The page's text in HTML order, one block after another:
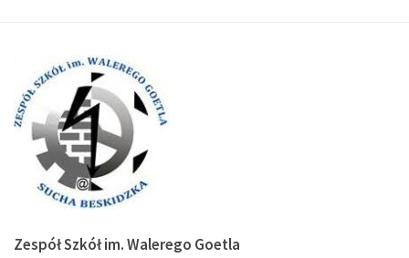
Zespół Szkół im. Walerego Goetla